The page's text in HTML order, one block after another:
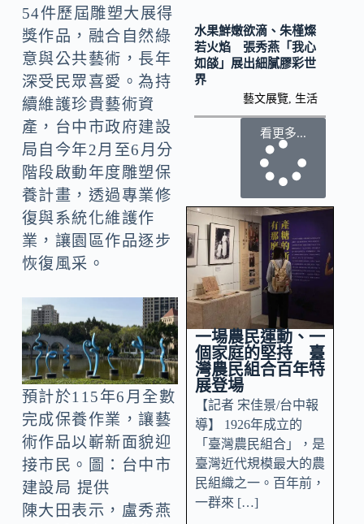
54件歷屆雕塑大展得
獎作品，融合自然綠
意與公共藝術，長年
深受民眾喜愛。為持
續維護珍貴藝術資
產，台中市政府建設
局自今年2月至6月分
階段啟動年度雕塑保
養計畫，透過專業修
復與系統化維護作
業，讓園區作品逐步
恢復風采。
預計於115年6月全數
完成保養作業，讓藝
術作品以嶄新面貌迎
接市民。圖：台中市
建設局 提供
陳大田表示，盧秀燕
水果鮮嫩欲滴、朱槿燦
若火焰 張秀燕「我心
如燄」展出細膩膠彩世
界
藝文展覽 生活
看更多...
一場農民運動、一
個家庭的堅持 臺
灣農民組合百年特
展登場
【記者 宋佳景/台中報
導】 1926年成立的
「臺灣農民組合」，是
臺灣近代規模最大的農
民組織之一。百年前，
一群來 […]